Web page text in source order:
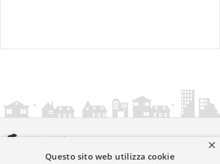
amministrazionicomunali.it è una iniziativa diartemedia.it
×
Questo sito web utilizza cookie